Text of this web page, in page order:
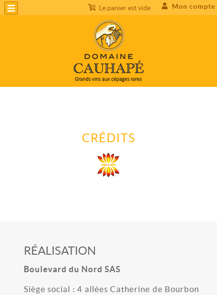
Le panier est vide Mon compte
CRÉDITS
RÉALISATION
Boulevard du Nord SAS
Siège social : 4 allées Catherine de Bourbon